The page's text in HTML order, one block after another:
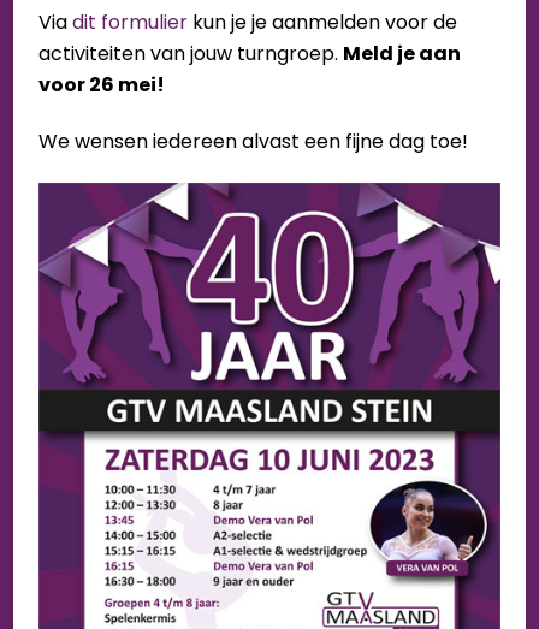
Viadit formulier kun je je aanmelden voor de
activiteiten van jouw turngroep. Meld je aan
voor 26 mei!
We wensen iedereen alvast een fijne dag toe!